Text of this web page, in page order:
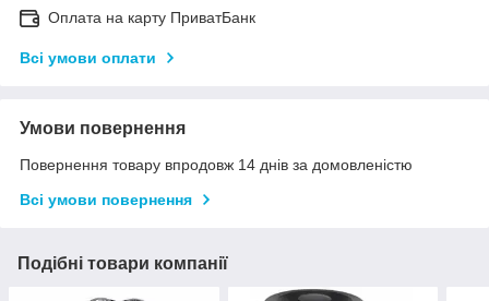
Оплата на карту ПриватБанк
Всі умови оплати
Умови повернення
Повернення товару впродовж 14 днів за домовленістю
Всі умови повернення
Подібні товари компанії